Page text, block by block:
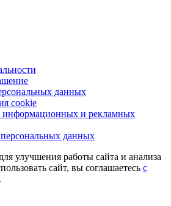
данных
cookie
информационных и рекламных
данных
улучшения работы сайта и анализа
сайт, вы соглашаетесь с
.